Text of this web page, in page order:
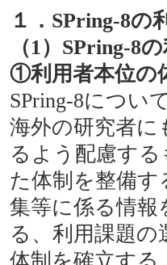
１．SPring-8の
（1）SPring-8
①利用者本位の
SPring-8につい
海外の研究者に
るよう配慮す
た体制を整備
集等に係る情報
る、利用課題